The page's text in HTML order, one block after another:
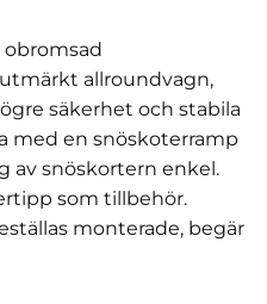
obromsad
allroundvagn,
säkerhet och stabila
med en snöskoterramp
av snöskortern enkel.
som tillbehör.
monterade, begär